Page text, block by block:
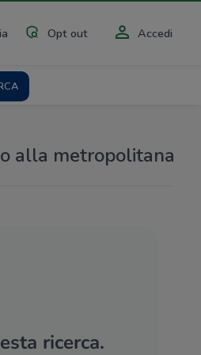
Opt out Accedi
alla metropolitana
ricerca.